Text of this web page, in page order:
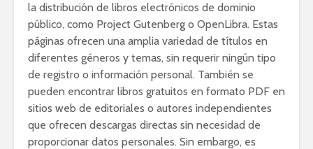
la distribución de libros electrónicos de dominio
público, como Project Gutenberg o OpenLibra. Estas
páginas ofrecen una amplia variedad de títulos en
diferentes géneros y temas, sin requerir ningún tipo
de registro o información personal. También se
pueden encontrar libros gratuitos en formato PDF en
sitios web de editoriales o autores independientes
que ofrecen descargas directas sin necesidad de
proporcionar datos personales. Sin embargo, es